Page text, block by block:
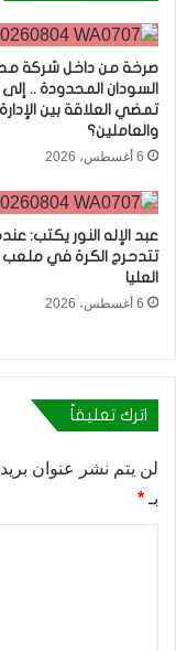
صرخة من داخل شركة
السودان المحدودة .. إلى
تمضي العلاقة بين الإدارة
والعاملين؟
6 أغسطس، 2026
عبد الإله النور يكتب:
تتدحرج الكرة في ملعب
العليا
6 أغسطس، 2026
اترك تعليقاً
لن يتم نشر عنوان
بـ *